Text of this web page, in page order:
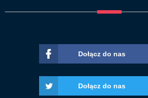
Dołącz do nas
Dołącz do nas